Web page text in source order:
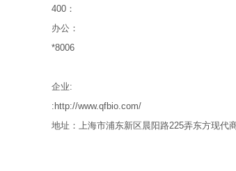
400 ：
办公：
*8006
企业:
:http://www.qfbio.com/
地址：上海市浦东新区晨阳路225弄东方现代